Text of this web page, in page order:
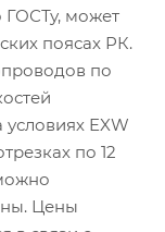
ГОСТу, может
поясах РК.
по
EXW
по 12
Цены